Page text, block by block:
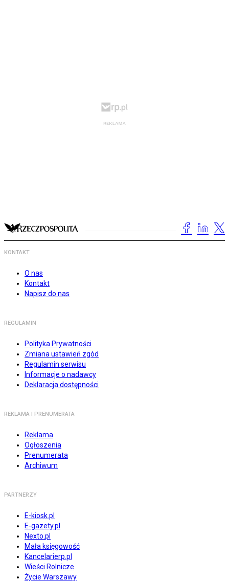
KONTAKT
O nas
Kontakt
Napisz do nas
REGULAMIN
Polityka Prywatności
Zmiana ustawień zgód
Regulamin serwisu
Informacje o nadawcy
Deklaracja dostępności
REKLAMA I PRENUMERATA
Reklama
Ogłoszenia
Prenumerata
Archiwum
PARTNERZY
E-kiosk.pl
E-gazety.pl
Nexto.pl
Mała księgowość
Kancelarierp.pl
Wieści Rolnicze
Życie Warszawy